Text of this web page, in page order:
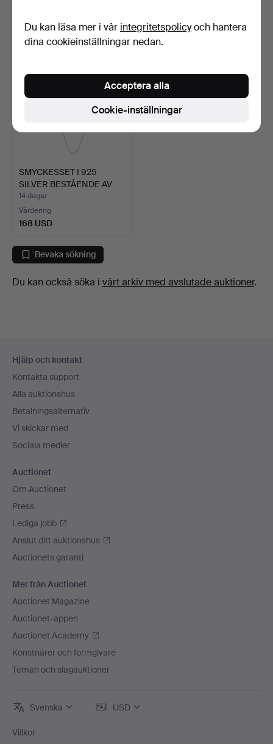
SMYCKESSET I 925
SILVER BESTÅENDE AV
ETT H…
14 dagar
Värdering
168 USD
Bevaka sökning
Du kan också söka i vårt arkiv med avslutade auktioner.
Hjälp och kontakt
Kontakta support
Alla auktionshus
Betalningsalternativ
Vi skickar med
Sociala medier
Auctionet
Om Auctionet
Press
Lediga jobb
Anslut ditt auktionshus
Auctionets garanti
Mer från Auctionet
Auctionet Magazine
Auctionet-appen
Auctionet Academy
Konstnärer och formgivare
Teman och slagauktioner
Svenska USD
Villkor
Du kan läsa mer i vår integritetspolicyoch hantera
dina cookieinställningar nedan.
Cookie-inställningar
Acceptera alla